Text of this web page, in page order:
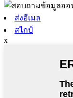
ส่งอีเมล
สไกป์
x